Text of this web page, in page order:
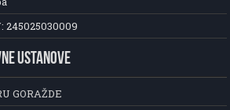
245025030009
USTANOVE
GORAŽDE